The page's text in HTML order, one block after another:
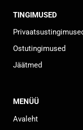
TINGIMUSED
Ostutingimused
Jäätmed
MENÜÜ
Avaleht